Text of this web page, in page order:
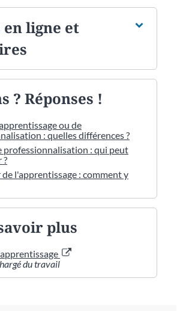
ligne et
? Réponses !
ou de
: quelles différences ?
professionnalisation : qui peut
?
l'apprentissage : comment y
plus
du travail